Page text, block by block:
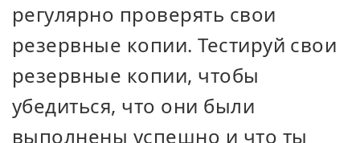
регулярно проверять свои
резервные копии. Тестируй свои
резервные копии, чтобы
убедиться, что они были
выполнены успешно и что ты